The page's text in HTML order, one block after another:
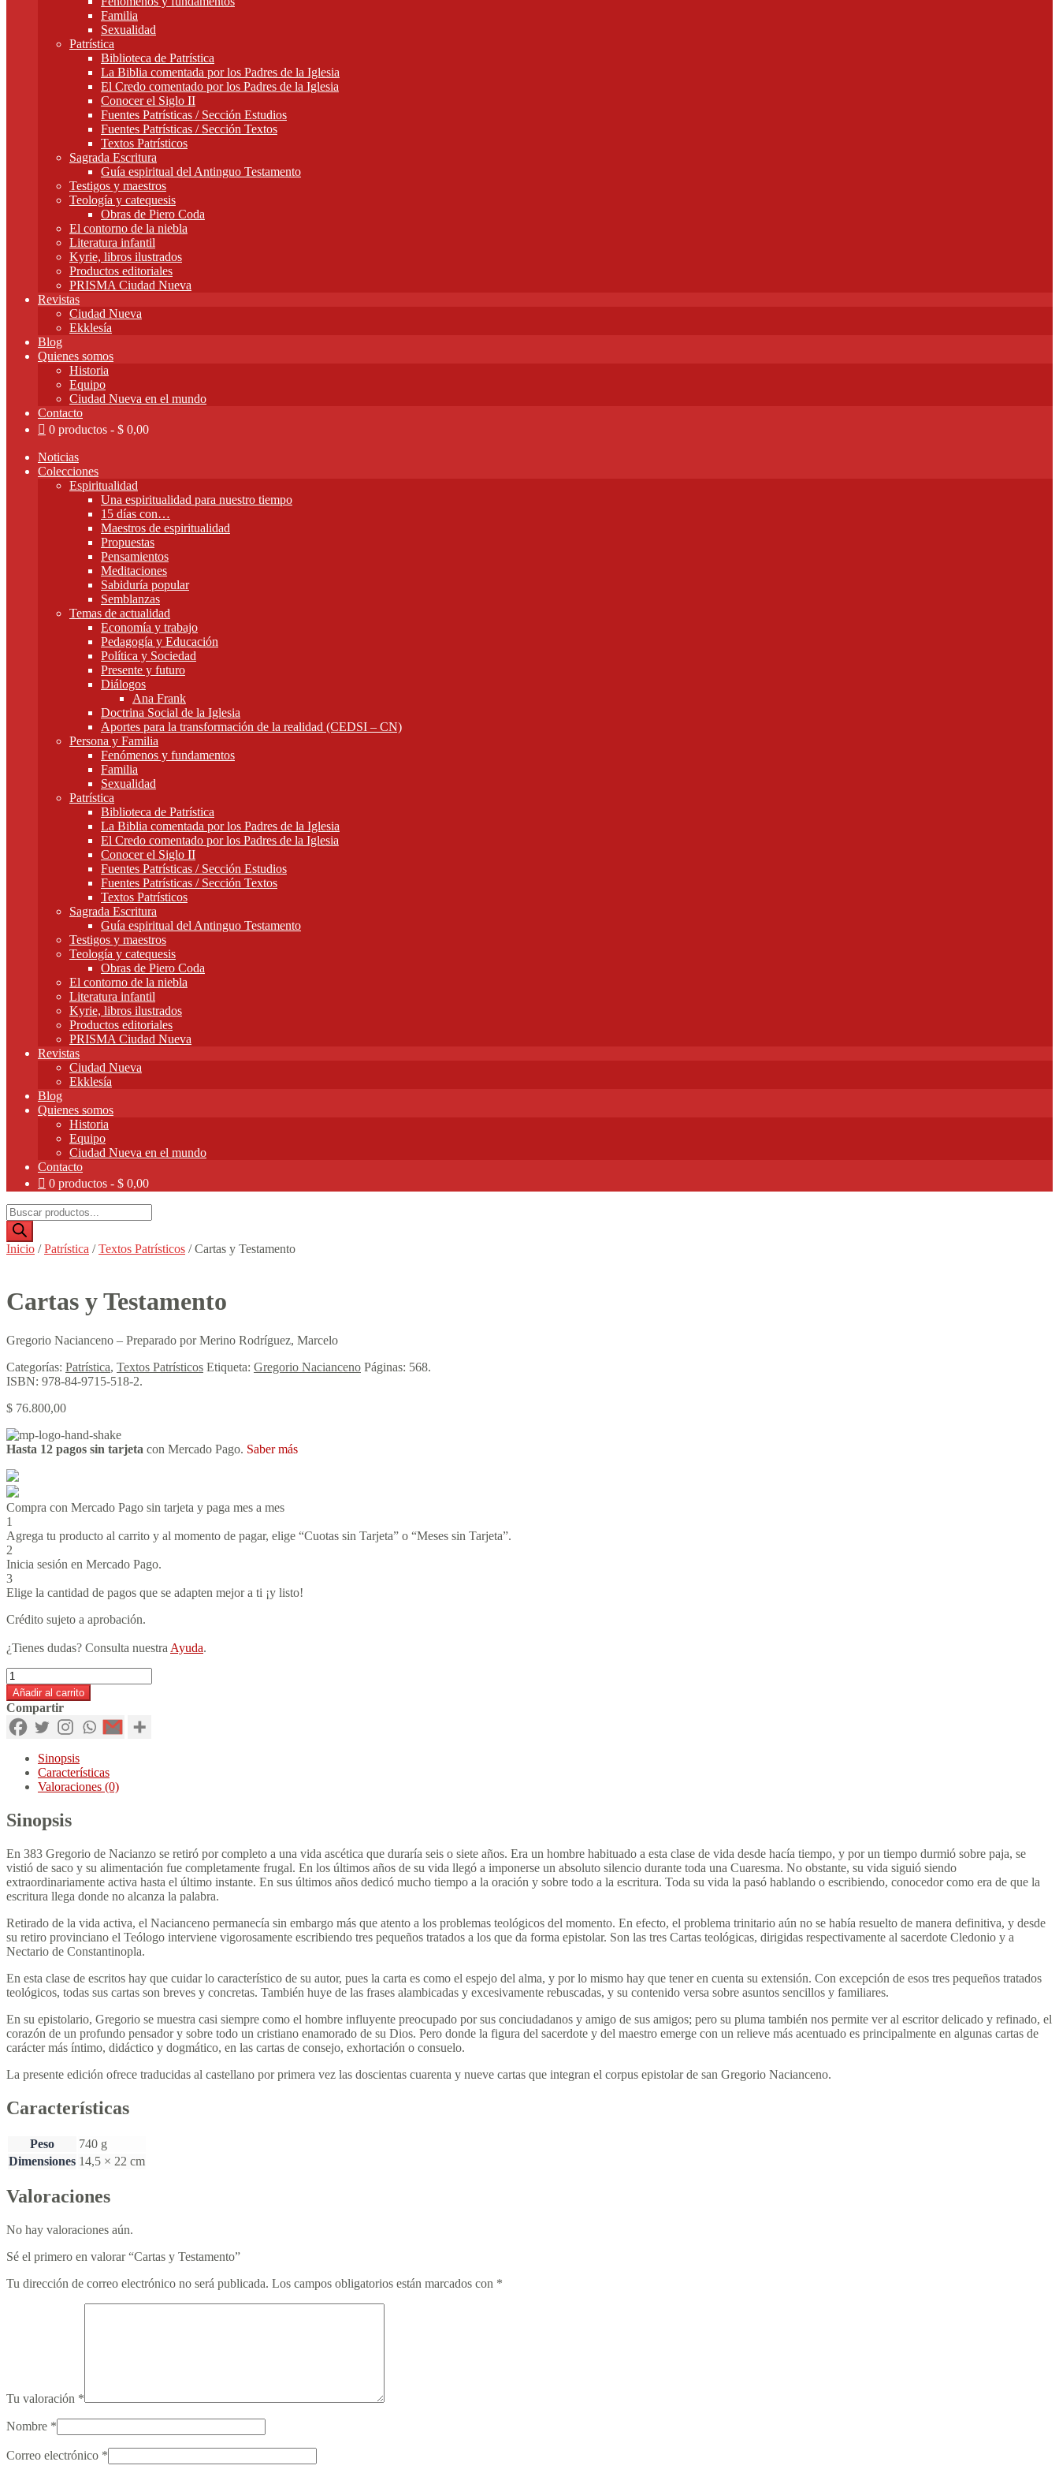
Familia
Sexualidad
Patrística
Biblioteca de Patrística
La Biblia comentada por los Padres de la Iglesia
El Credo comentado por los Padres de la Iglesia
Conocer el Siglo II
Fuentes Patrísticas / Sección Estudios
Fuentes Patrísticas / Sección Textos
Textos Patrísticos
Sagrada Escritura
Guía espiritual del Antinguo Testamento
Testigos y maestros
Teología y catequesis
Obras de Piero Coda
El contorno de la niebla
Literatura infantil
Kyrie, libros ilustrados
Productos editoriales
PRISMA Ciudad Nueva
Revistas
Ciudad Nueva
Ekklesía
Blog
Quienes somos
Historia
Equipo
Ciudad Nueva en el mundo
Contacto
0 productos
$ 0,00
Noticias
Colecciones
Espiritualidad
Una espiritualidad para nuestro tiempo
15 días con…
Maestros de espiritualidad
Propuestas
Pensamientos
Meditaciones
Sabiduría popular
Semblanzas
Temas de actualidad
Economía y trabajo
Pedagogía y Educación
Política y Sociedad
Presente y futuro
Diálogos
Ana Frank
Doctrina Social de la Iglesia
Aportes para la transformación de la realidad (CEDSI – CN)
Persona y Familia
Fenómenos y fundamentos
Familia
Sexualidad
Patrística
Biblioteca de Patrística
La Biblia comentada por los Padres de la Iglesia
El Credo comentado por los Padres de la Iglesia
Conocer el Siglo II
Fuentes Patrísticas / Sección Estudios
Fuentes Patrísticas / Sección Textos
Textos Patrísticos
Sagrada Escritura
Guía espiritual del Antinguo Testamento
Testigos y maestros
Teología y catequesis
Obras de Piero Coda
El contorno de la niebla
Literatura infantil
Kyrie, libros ilustrados
Productos editoriales
PRISMA Ciudad Nueva
Revistas
Ciudad Nueva
Ekklesía
Blog
Quienes somos
Historia
Equipo
Ciudad Nueva en el mundo
Contacto
0 productos
$ 0,00
Búsqueda
de
productos
Inicio /Patrística /Textos Patrísticos /Cartas y Testamento
Cartas y Testamento
Gregorio Nacianceno – Preparado por Merino Rodríguez, Marcelo
Categorías: Patrística, Textos Patrísticos Etiqueta: Gregorio Nacianceno Páginas: 568.
ISBN: 978-84-9715-518-2.
$ 76.800,00
Hasta 12 pagos sin tarjeta con Mercado Pago. Saber más
Compra con Mercado Pago sin tarjeta y paga mes a mes
1
Agrega tu producto al carrito y al momento de pagar, elige “Cuotas sin Tarjeta” o “Meses sin Tarjeta”.
2
Inicia sesión en Mercado Pago.
3
Elige la cantidad de pagos que se adapten mejor a ti ¡y listo!
Crédito sujeto a aprobación.
¿Tienes dudas? Consulta nuestra Ayuda.
Cartas
y
Testamento
cantidad
Añadir al carrito
Compartir
Sinopsis
Características
Valoraciones (0)
Sinopsis
En 383 Gregorio de Nacianzo se retiró por completo a una vida ascética que duraría seis o siete años. Era un hombre habituado a esta clase de vida desde hacía tiempo, y por un tiempo durmió sobre paja, se
vistió de saco y su alimentación fue completamente frugal. En los últimos años de su vida llegó a imponerse un absoluto silencio durante toda una Cuaresma. No obstante, su vida siguió siendo
extraordinariamente activa hasta el último instante. En sus últimos años dedicó mucho tiempo a la oración y sobre todo a la escritura. Toda su vida la pasó hablando o escribiendo, conocedor como era de que la
escritura llega donde no alcanza la palabra.
Retirado de la vida activa, el Nacianceno permanecía sin embargo más que atento a los problemas teológicos del momento. En efecto, el problema trinitario aún no se había resuelto de manera definitiva, y desde
su retiro provinciano el Teólogo interviene vigorosamente escribiendo tres pequeños tratados a los que da forma epistolar. Son las tres Cartas teológicas, dirigidas respectivamente al sacerdote Cledonio y a
Nectario de Constantinopla.
En esta clase de escritos hay que cuidar lo característico de su autor, pues la carta es como el espejo del alma, y por lo mismo hay que tener en cuenta su extensión. Con excepción de esos tres pequeños tratados
teológicos, todas sus cartas son breves y concretas. También huye de las frases alambicadas y excesivamente rebuscadas, y su contenido versa sobre asuntos sencillos y familiares.
En su epistolario, Gregorio se muestra casi siempre como el hombre influyente preocupado por sus conciudadanos y amigo de sus amigos; pero su pluma también nos permite ver al escritor delicado y refinado, el
corazón de un profundo pensador y sobre todo un cristiano enamorado de su Dios. Pero donde la figura del sacerdote y del maestro emerge con un relieve más acentuado es principalmente en algunas cartas de
carácter más íntimo, didáctico y dogmático, en las cartas de consejo, exhortación o consuelo.
La presente edición ofrece traducidas al castellano por primera vez las doscientas cuarenta y nueve cartas que integran el corpus epistolar de san Gregorio Nacianceno.
Características
Peso
740 g
Dimensiones 14,5 × 22 cm
Valoraciones
No hay valoraciones aún.
Sé el primero en valorar “Cartas y Testamento”
Tu dirección de correo electrónico no será publicada. Los campos obligatorios están marcados con *
Tu valoración *
Nombre *
Correo electrónico *